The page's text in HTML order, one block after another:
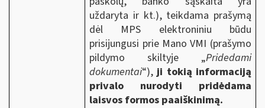
uždaryta ir kt.), teikdama prašymą
dėl MPS elektroniniu būdu
prisijungusi prie Mano VMI (prašymo
pildymo skiltyje „Pridedami
dokumentai“),ji tokią informaciją
privalo nurodyti pridėdama
laisvos formos paaiškinimą.